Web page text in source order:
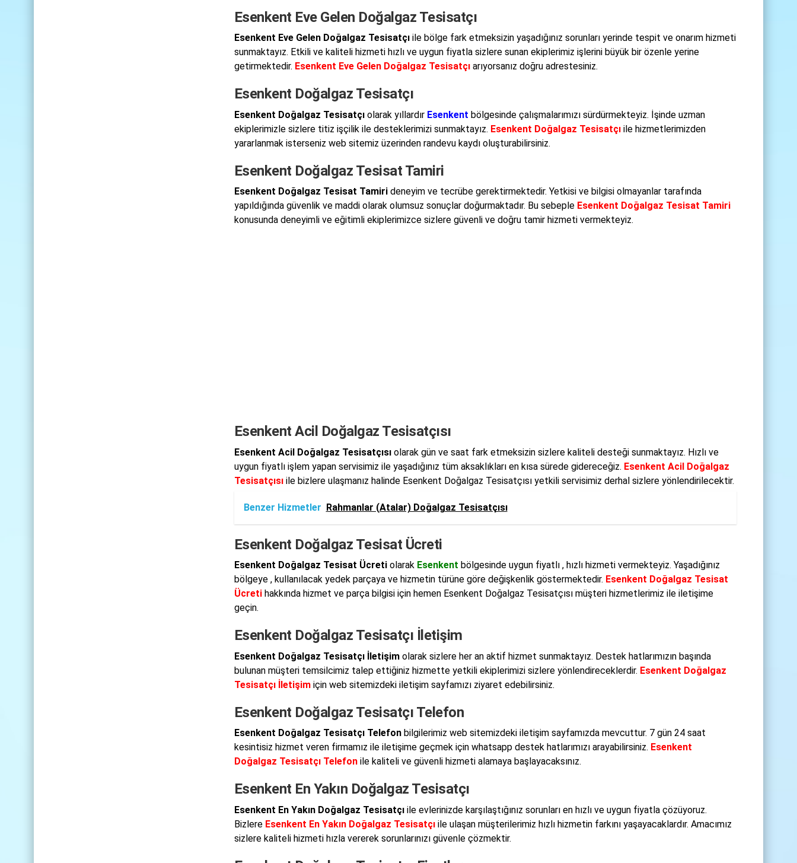
Esenkent Eve Gelen Doğalgaz Tesisatçı
Esenkent Eve Gelen Doğalgaz Tesisatçıile bölge fark etmeksizin yaşadığınız sorunları yerinde tespit ve onarım hizmeti
sunmaktayız. Etkili ve kaliteli hizmeti hızlı ve uygun fiyatla sizlere sunan ekiplerimiz işlerini büyük bir özenle yerine
getirmektedir. Esenkent Eve Gelen Doğalgaz Tesisatçıarıyorsanız doğru adrestesiniz.
Esenkent Doğalgaz Tesisatçı
Esenkent Doğalgaz Tesisatçıolarak yıllardır Esenkent bölgesinde çalışmalarımızı sürdürmekteyiz. İşinde uzman
ekiplerimizle sizlere titiz işçilik ile desteklerimizi sunmaktayız. Esenkent Doğalgaz Tesisatçıile hizmetlerimizden
yararlanmak isterseniz web sitemiz üzerinden randevu kaydı oluşturabilirsiniz.
Esenkent Doğalgaz Tesisat Tamiri
Esenkent Doğalgaz Tesisat Tamirideneyim ve tecrübe gerektirmektedir. Yetkisi ve bilgisi olmayanlar tarafında
yapıldığında güvenlik ve maddi olarak olumsuz sonuçlar doğurmaktadır. Bu sebeple Esenkent Doğalgaz Tesisat Tamiri
konusunda deneyimli ve eğitimli ekiplerimizce sizlere güvenli ve doğru tamir hizmeti vermekteyiz.
Esenkent Acil Doğalgaz Tesisatçısı
Esenkent Acil Doğalgaz Tesisatçısıolarak gün ve saat fark etmeksizin sizlere kaliteli desteği sunmaktayız. Hızlı ve
uygun fiyatlı işlem yapan servisimiz ile yaşadığınız tüm aksaklıkları en kısa sürede gidereceğiz. Esenkent Acil Doğalgaz
Tesisatçısıile bizlere ulaşmanız halinde Esenkent Doğalgaz Tesisatçısı yetkili servisimiz derhal sizlere yönlendirilecektir.
Benzer Hizmetler Rahmanlar (Atalar) Doğalgaz Tesisatçısı
Esenkent Doğalgaz Tesisat Ücreti
Esenkent Doğalgaz Tesisat Ücretiolarak Esenkent bölgesinde uygun fiyatlı , hızlı hizmeti vermekteyiz. Yaşadığınız
bölgeye , kullanılacak yedek parçaya ve hizmetin türüne göre değişkenlik göstermektedir. Esenkent Doğalgaz Tesisat
Ücretihakkında hizmet ve parça bilgisi için hemen Esenkent Doğalgaz Tesisatçısı müşteri hizmetlerimiz ile iletişime
geçin.
Esenkent Doğalgaz Tesisatçı İletişim
Esenkent Doğalgaz Tesisatçı İletişimolarak sizlere her an aktif hizmet sunmaktayız. Destek hatlarımızın başında
bulunan müşteri temsilcimiz talep ettiğiniz hizmette yetkili ekiplerimizi sizlere yönlendireceklerdir. Esenkent Doğalgaz
Tesisatçı İletişimiçin web sitemizdeki iletişim sayfamızı ziyaret edebilirsiniz.
Esenkent Doğalgaz Tesisatçı Telefon
Esenkent Doğalgaz Tesisatçı Telefonbilgilerimiz web sitemizdeki iletişim sayfamızda mevcuttur. 7 gün 24 saat
kesintisiz hizmet veren firmamız ile iletişime geçmek için whatsapp destek hatlarımızı arayabilirsiniz. Esenkent
Doğalgaz Tesisatçı Telefonile kaliteli ve güvenli hizmeti alamaya başlayacaksınız.
Esenkent En Yakın Doğalgaz Tesisatçı
Esenkent En Yakın Doğalgaz Tesisatçıile evlerinizde karşılaştığınız sorunları en hızlı ve uygun fiyatla çözüyoruz.
Bizlere Esenkent En Yakın Doğalgaz Tesisatçıile ulaşan müşterilerimiz hızlı hizmetin farkını yaşayacaklardır. Amacımız
sizlere kaliteli hizmeti hızla vererek sorunlarınızı güvenle çözmektir.